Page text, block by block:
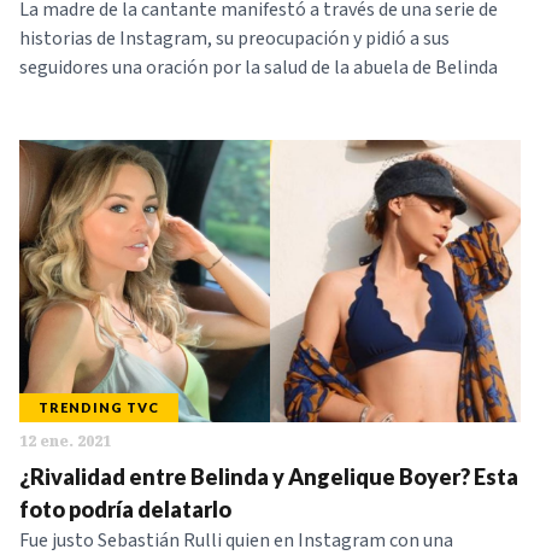
La madre de la cantante manifestó a través de una serie de
historias de Instagram, su preocupación y pidió a sus
seguidores una oración por la salud de la abuela de Belinda
TRENDING TVC
12 ene. 2021
¿Rivalidad entre Belinda y Angelique Boyer? Esta
foto podría delatarlo
Fue justo Sebastián Rulli quien en Instagram con una